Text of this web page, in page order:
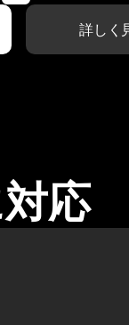
詳しく
応